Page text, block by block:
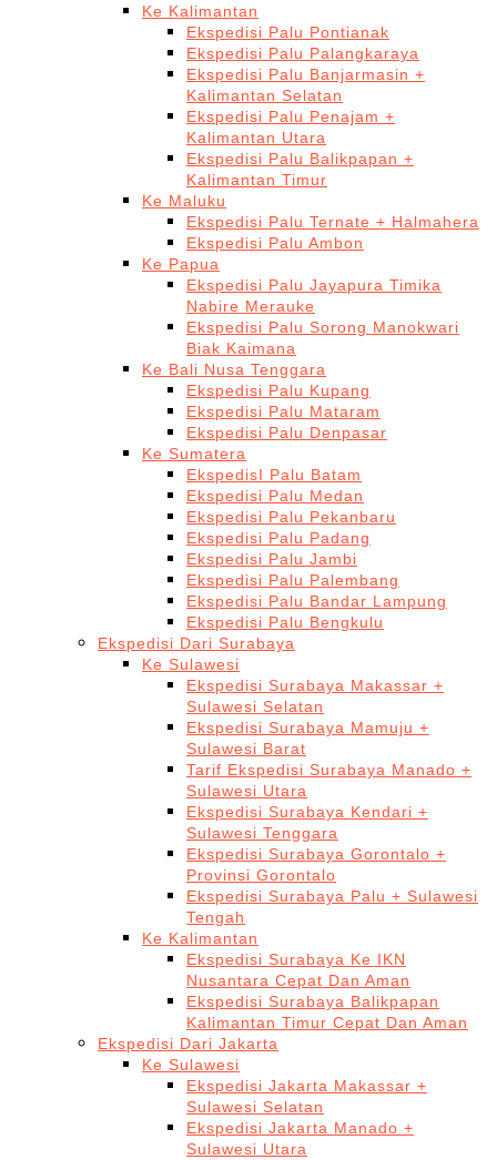
Ke Kalimantan
Ekspedisi Palu Pontianak
Ekspedisi Palu Palangkaraya
Ekspedisi Palu Banjarmasin +
Kalimantan Selatan
Ekspedisi Palu Penajam +
Kalimantan Utara
Ekspedisi Palu Balikpapan +
Kalimantan Timur
Ke Maluku
Ekspedisi Palu Ternate + Halmahera
Ekspedisi Palu Ambon
Ke Papua
Ekspedisi Palu Jayapura Timika
Nabire Merauke
Ekspedisi Palu Sorong Manokwari
Biak Kaimana
Ke Bali Nusa Tenggara
Ekspedisi Palu Kupang
Ekspedisi Palu Mataram
Ekspedisi Palu Denpasar
Ke Sumatera
EkspedisI Palu Batam
Ekspedisi Palu Medan
Ekspedisi Palu Pekanbaru
Ekspedisi Palu Padang
Ekspedisi Palu Jambi
Ekspedisi Palu Palembang
Ekspedisi Palu Bandar Lampung
Ekspedisi Palu Bengkulu
Ekspedisi Dari Surabaya
Ke Sulawesi
Ekspedisi Surabaya Makassar +
Sulawesi Selatan
Ekspedisi Surabaya Mamuju +
Sulawesi Barat
Tarif Ekspedisi Surabaya Manado +
Sulawesi Utara
Ekspedisi Surabaya Kendari +
Sulawesi Tenggara
Ekspedisi Surabaya Gorontalo +
Provinsi Gorontalo
Ekspedisi Surabaya Palu + Sulawesi
Tengah
Ke Kalimantan
Ekspedisi Surabaya Ke IKN
Nusantara Cepat Dan Aman
Ekspedisi Surabaya Balikpapan
Kalimantan Timur Cepat Dan Aman
Ekspedisi Dari Jakarta
Ke Sulawesi
Ekspedisi Jakarta Makassar +
Sulawesi Selatan
Ekspedisi Jakarta Manado +
Sulawesi Utara